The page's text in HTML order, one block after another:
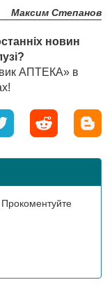
Максим Степанов
новин
АПТЕКА» в
Прокоментуйте